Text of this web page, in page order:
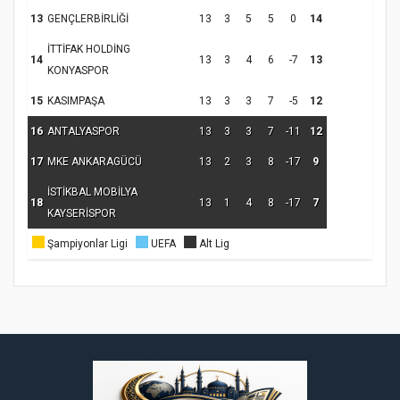
Samsun Atakum’da Ayasofya Camii
koparıyor mu?
13 GENÇLERBİRLİĞİ 13 3 5 5 0 14
14
İTTİFAK HOLDİNG
KONYASPOR
13 3 4 6 -7 13
15 KASIMPAŞA 13 3 3 7 -5 12
16 ANTALYASPOR 13 3 3 7 -11 12
17 MKE ANKARAGÜCÜ 13 2 3 8 -17 9
18
İSTİKBAL MOBİLYA
KAYSERİSPOR
13 1 4 8 -17 7
Şampiyonlar Ligi UEFA Alt Lig